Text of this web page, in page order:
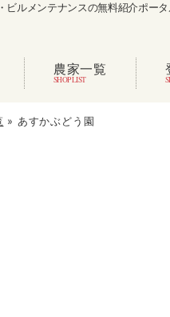
ビルメンテナンスの無料紹介ポー
農家一覧
» あすかぶどう園